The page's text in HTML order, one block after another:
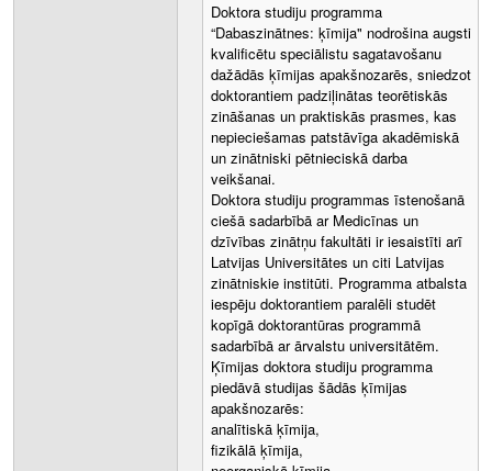
Doktora studiju programma
“Dabaszinātnes: ķīmija" nodrošina augsti
kvalificētu speciālistu sagatavošanu
dažādās ķīmijas apakšnozarēs, sniedzot
doktorantiem padziļinātas teorētiskās
zināšanas un praktiskās prasmes, kas
nepieciešamas patstāvīga akadēmiskā
un zinātniski pētnieciskā darba
veikšanai.
Doktora studiju programmas īstenošanā
ciešā sadarbībā ar Medicīnas un
dzīvības zinātņu fakultāti ir iesaistīti arī
Latvijas Universitātes un citi Latvijas
zinātniskie institūti. Programma atbalsta
iespēju doktorantiem paralēli studēt
kopīgā doktorantūras programmā
sadarbībā ar ārvalstu universitātēm.
Ķīmijas doktora studiju programma
piedāvā studijas šādās ķīmijas
apakšnozarēs:
analītiskā ķīmija,
fizikālā ķīmija,